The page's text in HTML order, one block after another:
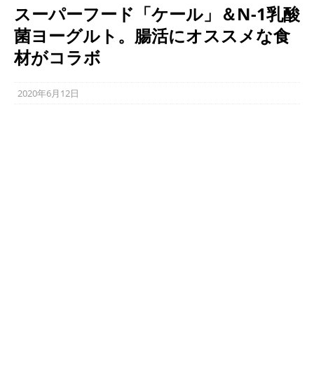
スーパーフード「ケール」＆N-1乳酸
菌ヨーグルト。腸活にオススメな食
材がコラボ
2020年6月12日